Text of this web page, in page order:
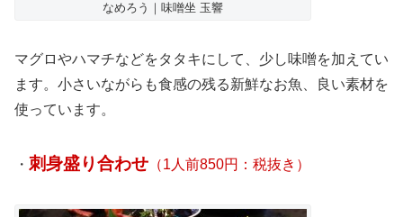
なめろう｜味噌坐 玉響
マグロやハマチなどをタタキにして、少し味噌を加えてい
ます。小さいながらも食感の残る新鮮なお魚、良い素材を
使っています。
・ 刺身盛り合わせ （1人前850円：税抜き）